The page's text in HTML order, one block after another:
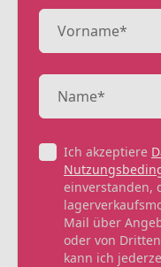
Ich akzeptiere
einverstanden,
Mail über
oder von
kann ich